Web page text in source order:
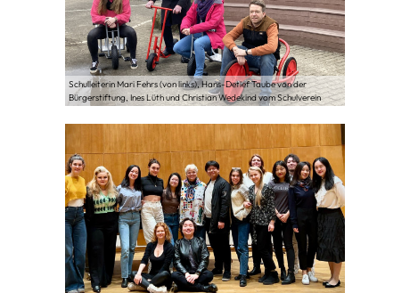
Schulleiterin Mari Fehrs (von links), Hans-Detlef Taube von der
Bürgerstiftung, Ines Lüth und Christian Wedekind vom Schulverein